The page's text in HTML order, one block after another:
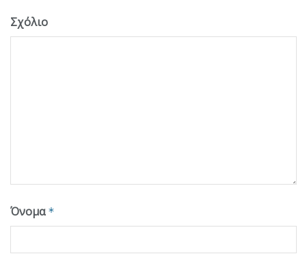
Σχόλιο
Όνομα *